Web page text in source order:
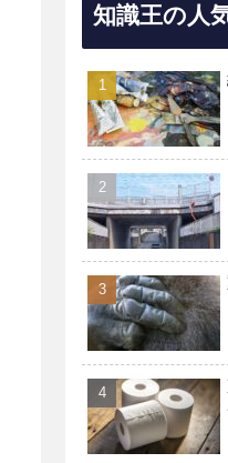
知識王の人